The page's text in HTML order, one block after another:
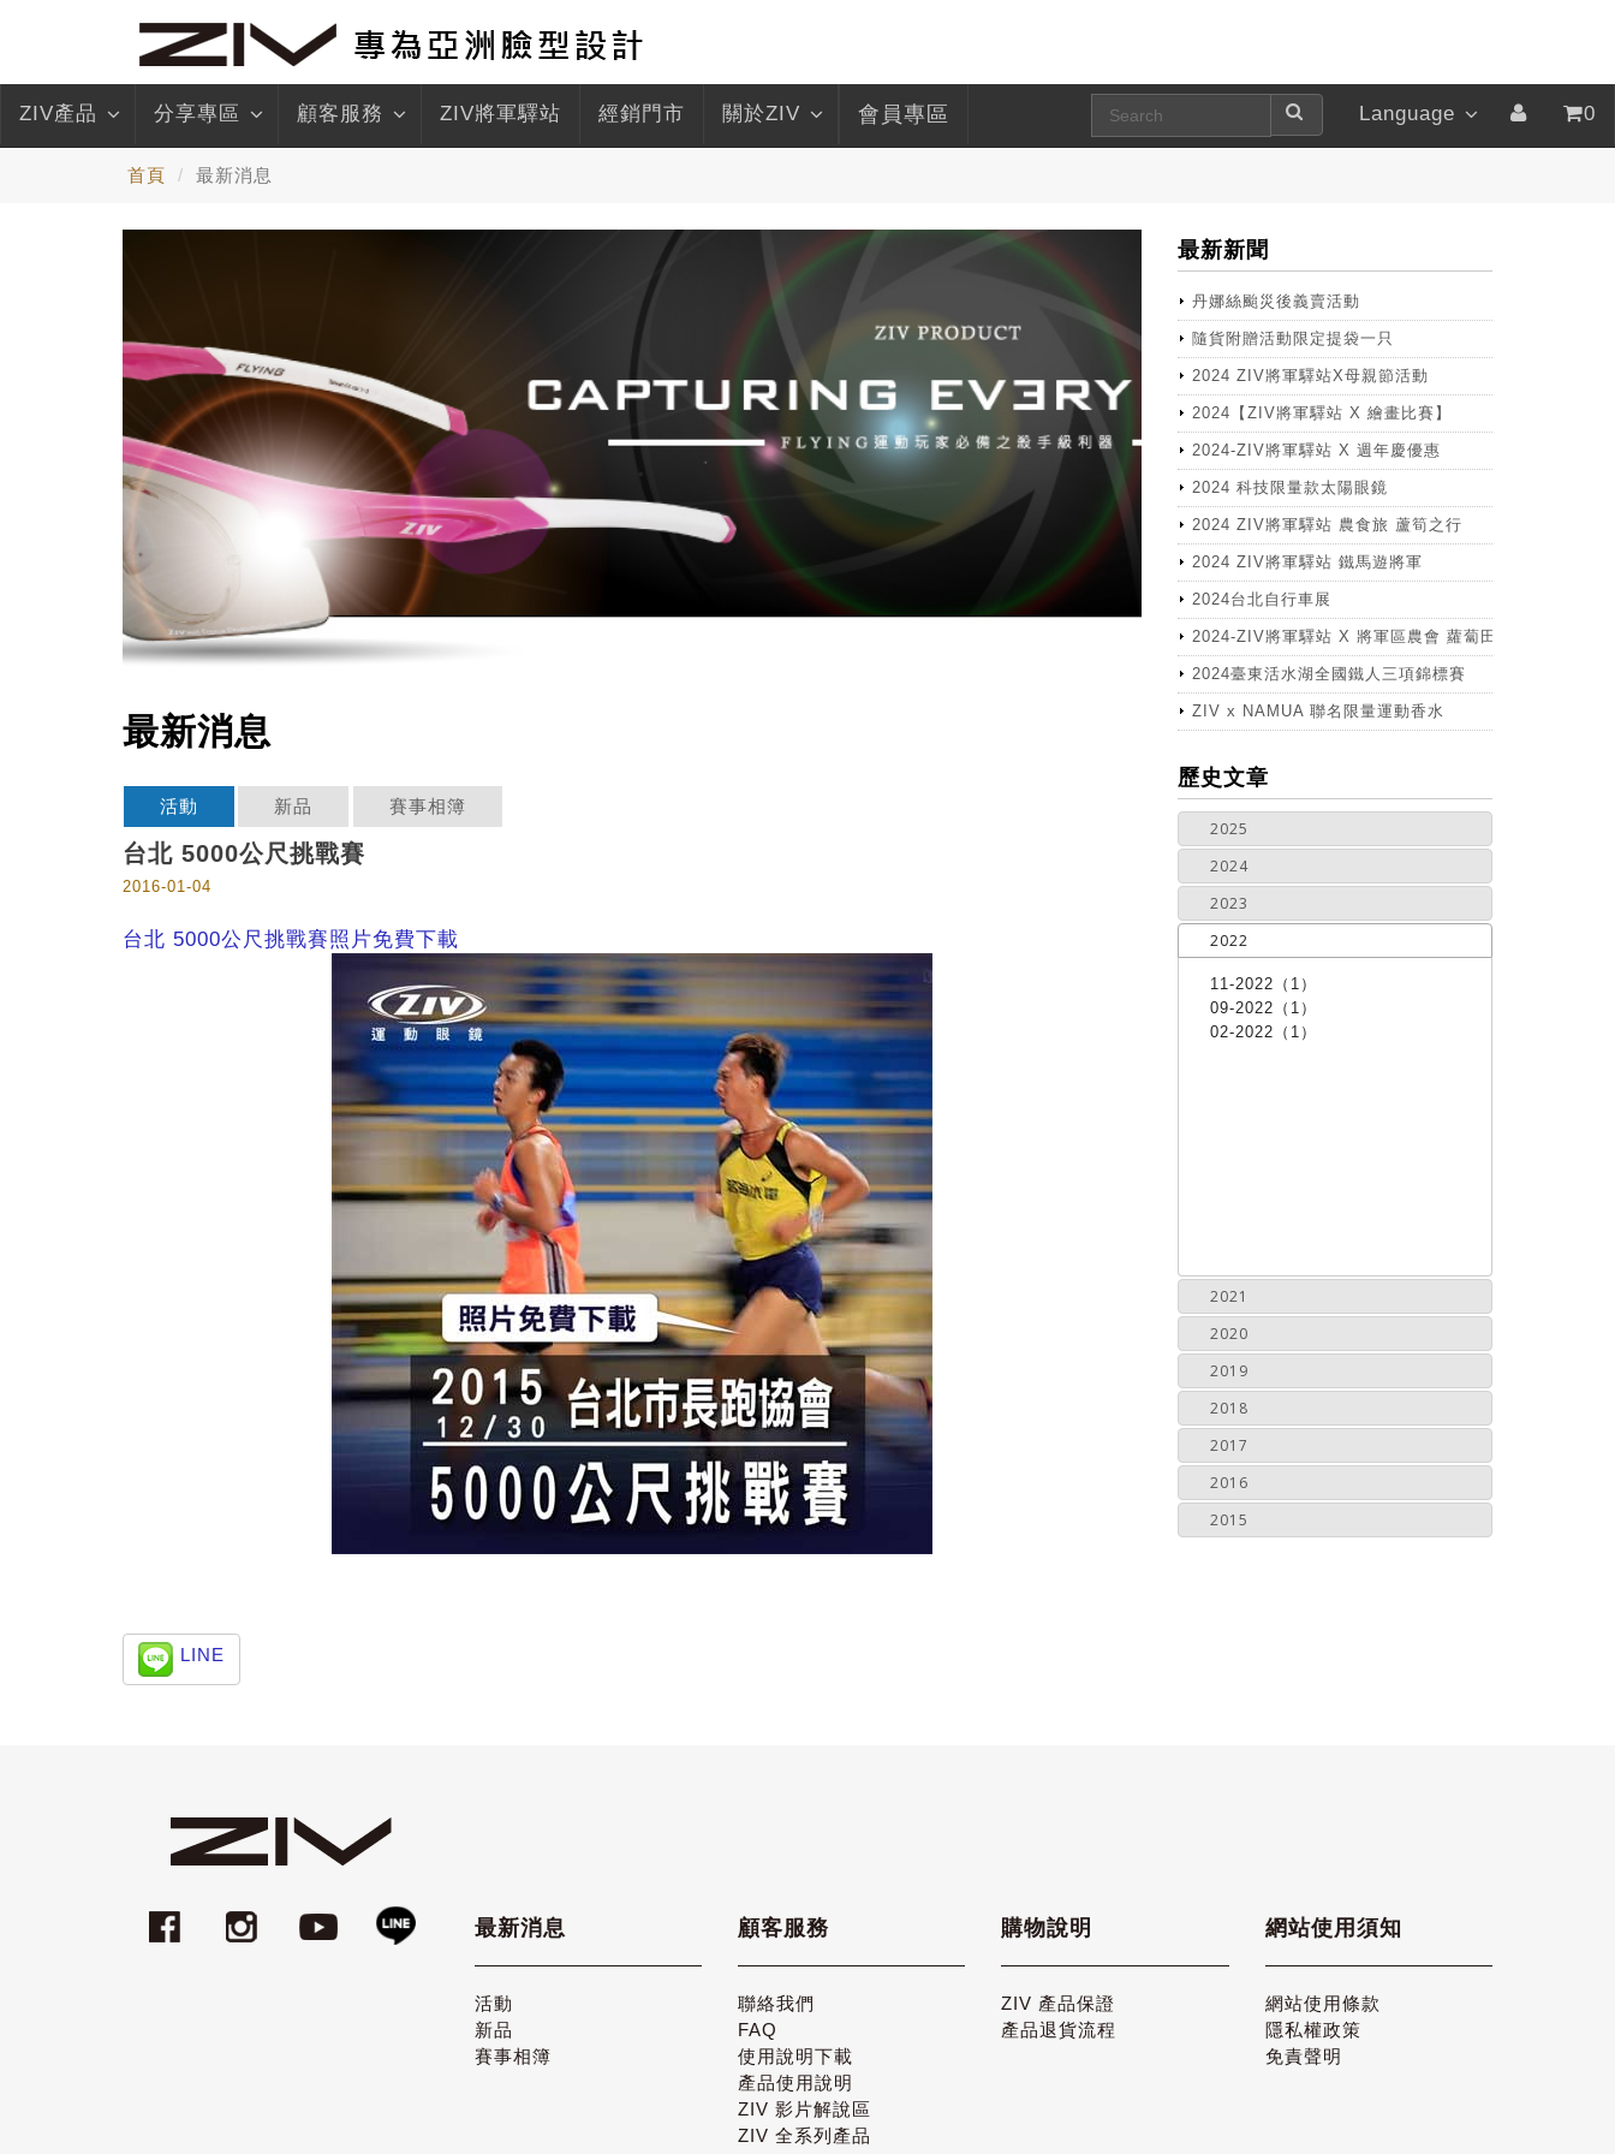
ZIV產品 分享專區 顧客服務 ZIV將軍驛站 經銷門市 關於ZIV 會員專區 Language 0
首頁 最新消息
最新消息
活動 新品 賽事相簿
台北 5000公尺挑戰賽
2016-01-04
台北 5000公尺挑戰賽照片免費下載
LINE
最新新聞
丹娜絲颱災後義賣活動
隨貨附贈活動限定提袋一只
2024 ZIV將軍驛站X母親節活動
2024【ZIV將軍驛站 X 繪畫比賽】
2024-ZIV將軍驛站 X 週年慶優惠
2024 科技限量款太陽眼鏡
2024 ZIV將軍驛站 農食旅 蘆筍之行
2024 ZIV將軍驛站 鐵馬遊將軍
2024台北自行車展
2024-ZIV將軍驛站 X 將軍區農會 蘿蔔田體驗活動
2024臺東活水湖全國鐵人三項錦標賽
ZIV x NAMUA 聯名限量運動香水
more
歷史文章
2025
2024
2023
2022
11-2022（1）
09-2022（1）
02-2022（1）
2021
2020
2019
2018
2017
2016
2015
最新消息
活動
新品
賽事相簿
顧客服務
聯絡我們
FAQ
使用說明下載
產品使用說明
ZIV 影片解說區
ZIV 全系列產品
購物說明
ZIV 產品保證
產品退貨流程
網站使用須知
網站使用條款
隱私權政策
免責聲明